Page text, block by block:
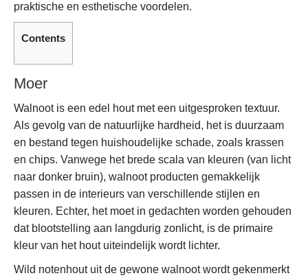
praktische en esthetische voordelen.
Contents
Moer
Walnoot is een edel hout met een uitgesproken textuur.
Als gevolg van de natuurlijke hardheid, het is duurzaam
en bestand tegen huishoudelijke schade, zoals krassen
en chips. Vanwege het brede scala van kleuren (van licht
naar donker bruin), walnoot producten gemakkelijk
passen in de interieurs van verschillende stijlen en
kleuren. Echter, het moet in gedachten worden gehouden
dat blootstelling aan langdurig zonlicht, is de primaire
kleur van het hout uiteindelijk wordt lichter.
Wild notenhout uit de gewone walnoot wordt gekenmerkt